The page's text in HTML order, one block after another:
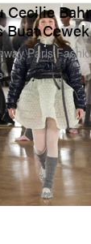
Cecilie
Buat Cewek
Paris